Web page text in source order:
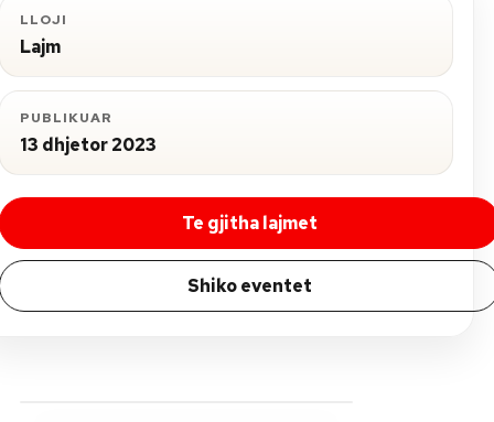
LLOJI
Lajm
PUBLIKUAR
13 dhjetor 2023
Te gjitha lajmet
Shiko eventet